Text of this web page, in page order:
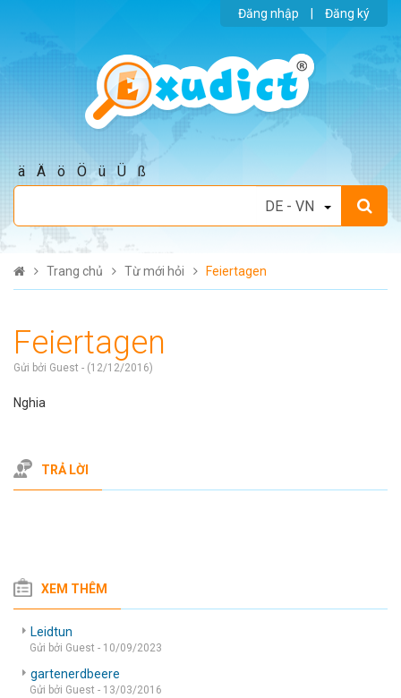
Đăng nhập Đăng ký
ä Ä ö Ö ü Ü ß
Trang chủ Từ mới hỏi Feiertagen
Feiertagen
Gửi bởi Guest - (12/12/2016)
Nghia
TRẢ LỜI
XEM THÊM
Leidtun
Gửi bởi Guest - 10/09/2023
gartenerdbeere
Gửi bởi Guest - 13/03/2016